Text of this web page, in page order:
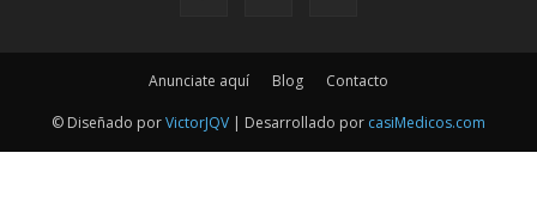
Anunciate aquí Blog Contacto
© Diseñado porVictorJQV | Desarrollado por casiMedicos.com